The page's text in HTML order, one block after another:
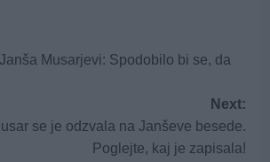
Musarjevi: Spodobilo bi se, da
Next:
se je odzvala na Janševe besede.
Poglejte, kaj je zapisala!